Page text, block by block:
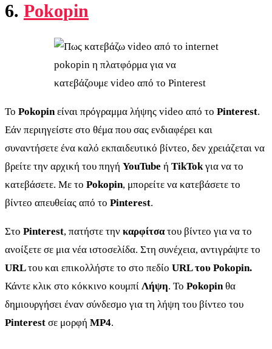
6. Pokopin
pokopin η πλατφόρμα για να
κατεβάζουμε video από το Pinterest
Το Pokopinείναι πρόγραμμα λήψης video από το Pinterest.
Εάν περιηγείστε στο θέμα που σας ενδιαφέρει και
συναντήσετε ένα καλό εκπαιδευτικό βίντεο, δεν χρειάζεται να
βρείτε την αρχική του πηγή YouTube ή TikTokγια να το
κατεβάσετε. Με το Pokopin, μπορείτε να κατεβάσετε το
βίντεο απευθείας από το Pinterest.
Στο Pinterest, πατήστε την καρφίτσατου βίντεο για να το
ανοίξετε σε μια νέα ιστοσελίδα. Στη συνέχεια, αντιγράψτε το
URLτου και επικολλήστε το στο πεδίο URL του Pokopin.
Κάντε κλικ στο κόκκινο κουμπί Λήψη. Το Pokopinθα
δημιουργήσει έναν σύνδεσμο για τη λήψη του βίντεο του
Pinterest σε μορφή MP4.